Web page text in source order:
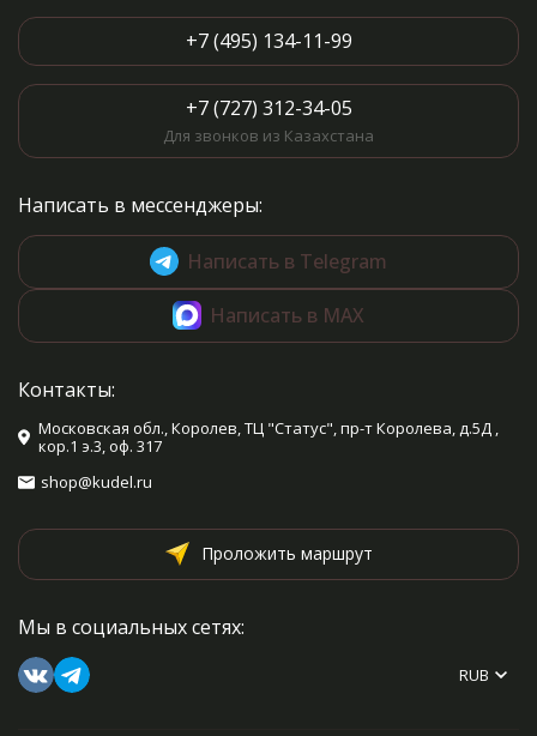
+7 (495) 134-11-99
+7 (727) 312-34-05
Для звонков из Казахстана
Написать в мессенджеры:
Написать в Telegram
Написать в MAX
Контакты:
Московская обл., Королев, ТЦ "Статус", пр-т Королева, д.5Д ,
кор.1 э.3, оф. 317
shop@kudel.ru
Проложить маршрут
Мы в социальных сетях:
RUB